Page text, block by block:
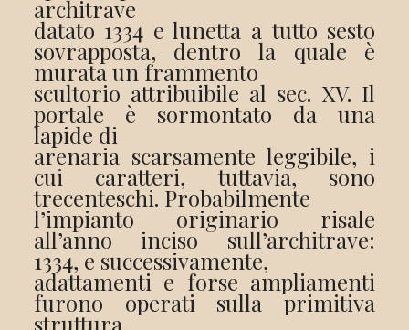
architrave
datato 1334 e lunetta a tutto sesto
sovrapposta, dentro la quale è
murata un frammento
scultorio attribuibile al sec. XV. Il
portale è sormontato da una
lapide di
arenaria scarsamente leggibile, i
cui caratteri, tuttavia, sono
trecenteschi. Probabilmente
l’impianto originario risale
all’anno inciso sull’architrave:
1334, e successivamente,
adattamenti e forse ampliamenti
furono operati sulla primitiva
struttura